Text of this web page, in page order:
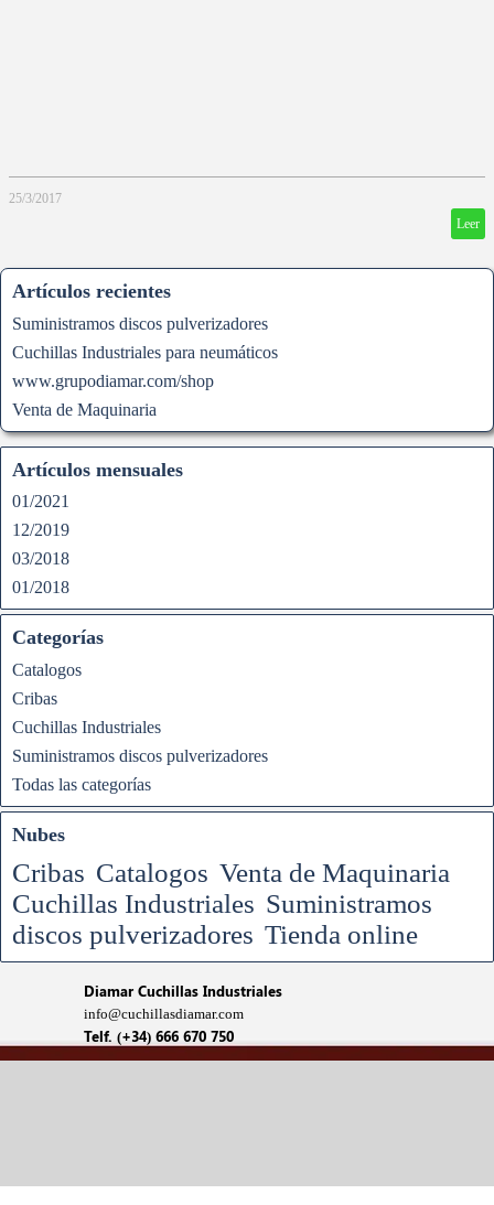
25/3/2017
Leer
Artículos recientes
Suministramos discos pulverizadores
Cuchillas Industriales para neumáticos
www.grupodiamar.com/shop
Venta de Maquinaria
Artículos mensuales
01/2021
12/2019
03/2018
01/2018
Categorías
Catalogos
Cribas
Cuchillas Industriales
Suministramos discos pulverizadores
Todas las categorías
Nubes
Cribas Catalogos Venta de Maquinaria
Cuchillas Industriales Suministramos
discos pulverizadores Tienda online
Diamar Cuchillas Industriales
info@cuchillasdiamar.com
Telf. (+34) 666 670 750